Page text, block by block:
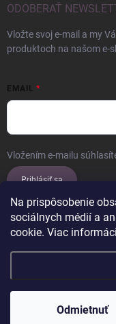
Na prispôsobenie
sociálnych médií a
cookie. Viac
Odmietnuť
ODOBERAŤ
Vložte svoj e-mail a my
produktoch na našom e-
EMAIL
Vložením e-mailu
Prihlásiť sa